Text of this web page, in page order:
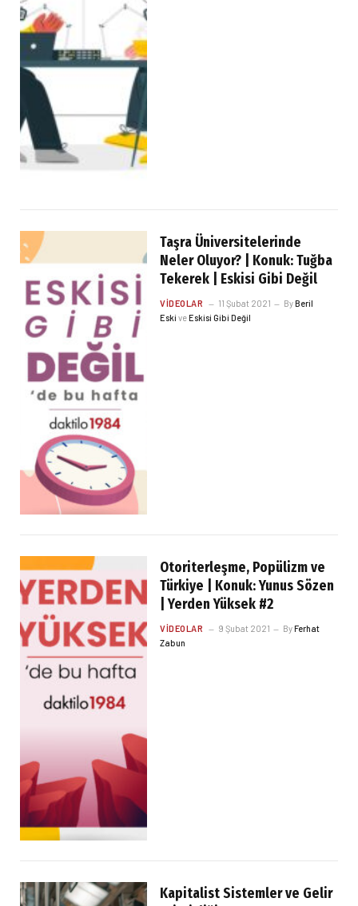
Taşra Üniversitelerinde
Neler Oluyor? | Konuk: Tuğba
Tekerek | Eskisi Gibi Değil
VIDEOLAR 11 Şubat 2021 ByBeril
Eski veEskisi Gibi Değil
Otoriterleşme, Popülizm ve
Türkiye | Konuk: Yunus Sözen
| Yerden Yüksek #2
VIDEOLAR 9 Şubat 2021 ByFerhat
Zabun
Kapitalist Sistemler ve Gelir